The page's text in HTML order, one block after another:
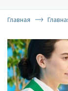
Главная